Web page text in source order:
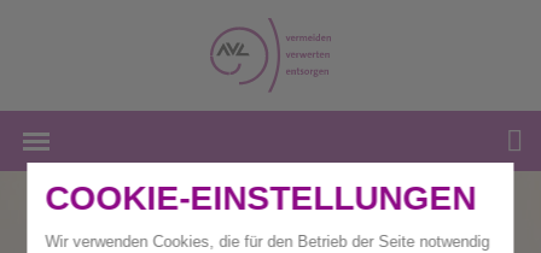
COOKIE-EINSTELLUNGEN
Wir verwenden Cookies, die für den Betrieb der Seite notwendig